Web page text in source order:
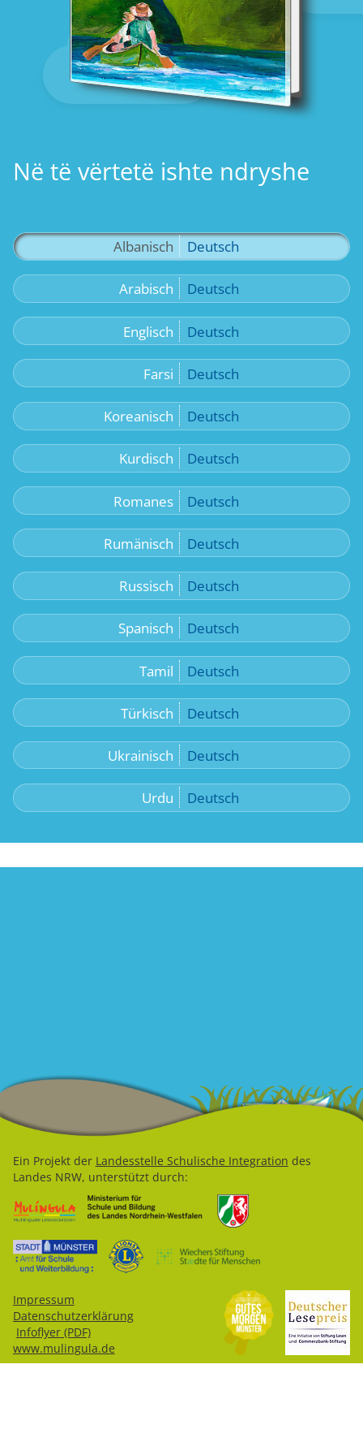
Në të vërtetë ishte ndryshe
Albanisch Deutsch
Arabisch Deutsch
Englisch Deutsch
Farsi Deutsch
Koreanisch Deutsch
Kurdisch Deutsch
Romanes Deutsch
Rumänisch Deutsch
Russisch Deutsch
Spanisch Deutsch
Tamil Deutsch
Türkisch Deutsch
Ukrainisch Deutsch
Urdu Deutsch
Ein Projekt der Landesstelle Schulische Integration des
Landes NRW, unterstützt durch:
Impressum
Datenschutzerklärung
Infoflyer (PDF)
www.mulingula.de